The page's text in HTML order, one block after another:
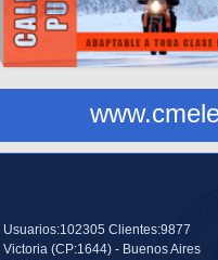
Usuarios:102305 Clientes:9877
Victoria (CP:1644) - Buenos Aires